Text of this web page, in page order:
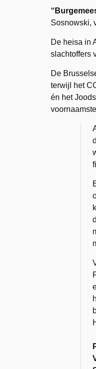
Sosnowski,
De heisa in
slachtoffers
De
terwijl het
én het